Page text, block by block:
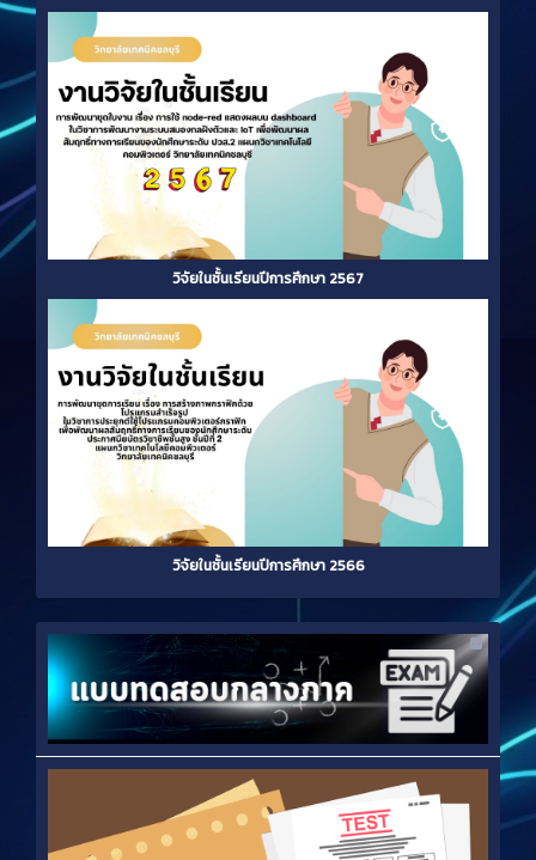
วิจัยในชั้นเรียนปีการศึกษา 2567
วิจัยในชั้นเรียนปีการศึกษา 2566